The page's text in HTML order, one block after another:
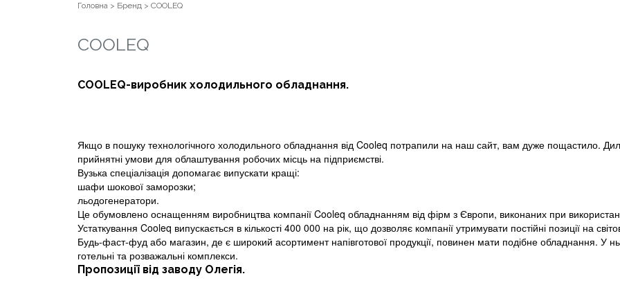
Головна > Бренд > COOLEQ
COOLEQ
COOLEQ-виробник холодильного обладнання.
Якщо в пошуку технологічного холодильного обладнання від Cooleq потрапили на наш сайт, вам дуже пощастило.
прийнятні умови для облаштування робочих місць на підприємстві.
Вузька спеціалізація допомагає випускати кращі:
шафи шокової заморозки;
льодогенератори.
Це обумовлено оснащенням виробництва компанії Cooleq обладнанням від фірм з Європи, виконаних при
Устаткування Cooleq випускається в кількості 400 000 на рік, що дозволяє компанії утримувати постійні позиції на
Будь-фаст-фуд або магазин, де є широкий асортимент напівготової продукції, повинен мати подібне обладнання. У
готельні та розважальні комплекси.
Пропозиції від заводу Олегія.